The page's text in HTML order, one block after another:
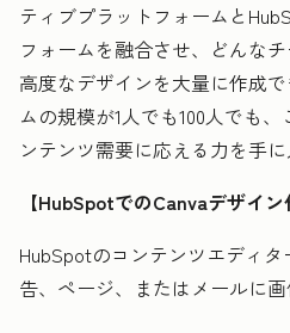
ティブプラットフォームと
フォームを融合させ、どんな
高度なデザインを大量に作成
ムの規模が1人でも100人でも
ンテンツ需要に応える力を手
【HubSpotでのCanvaデザイン
HubSpotのコンテンツエディ
告、ページ、またはメールに